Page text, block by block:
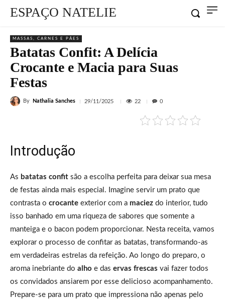
ESPAÇO NATELIE
MASSAS, CARNES E PÃES
Batatas Confit: A Delícia
Crocante e Macia para Suas
Festas
By Nathalia Sanches 29/11/2025 22 0
Introdução
As batatas confit são a escolha perfeita para deixar sua mesa
de festas ainda mais especial. Imagine servir um prato que
contrasta o crocante exterior com a maciez do interior, tudo
isso banhado em uma riqueza de sabores que somente a
manteiga e o bacon podem proporcionar. Nesta receita, vamos
explorar o processo de confitar as batatas, transformando-as
em verdadeiras estrelas da refeição. Ao longo do preparo, o
aroma inebriante do alho e das ervas frescas vai fazer todos
os convidados ansiarem por esse delicioso acompanhamento.
Prepare-se para um prato que impressiona não apenas pelo